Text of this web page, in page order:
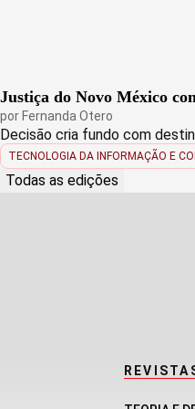
Justiça do Novo México
por Fernanda Otero
Decisão cria fundo com
TECNOLOGIA DA INFORMAÇÃO E
Todas as edições